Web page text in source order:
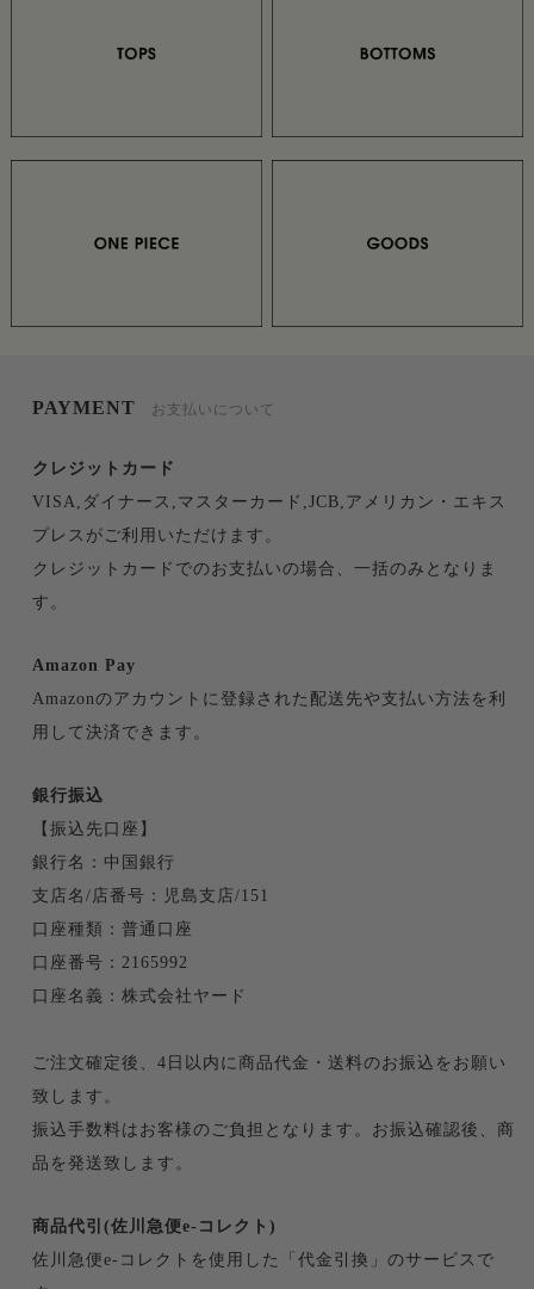
PAYMENT お支払いについて
クレジットカード
VISA,ダイナース,マスターカード,JCB,アメリカン・エキス
プレスがご利用いただけます。
クレジットカードでのお支払いの場合、一括のみとなりま
す。
Amazon Pay
Amazonのアカウントに登録された配送先や支払い方法を利
用して決済できます。
銀行振込
【振込先口座】
銀行名：中国銀行
支店名/店番号：児島支店/151
口座種類：普通口座
口座番号：2165992
口座名義：株式会社ヤード
ご注文確定後、4日以内に商品代金・送料のお振込をお願い
致します。
振込手数料はお客様のご負担となります。お振込確認後、商
品を発送致します。
商品代引(佐川急便e-コレクト)
佐川急便e-コレクトを使用した「代金引換」のサービスで